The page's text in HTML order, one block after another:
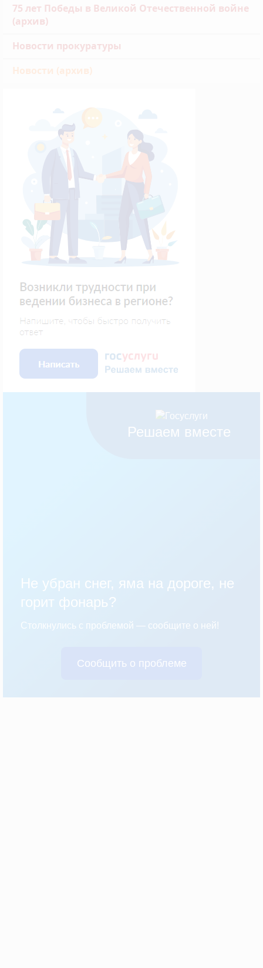
75 лет Победы в Великой Отечественной войне
(архив)
Новости прокуратуры
Новости (архив)
Решаем вместе
Не убран снег, яма на дороге, не
горит фонарь?
Столкнулись с проблемой — сообщите о ней!
Сообщить о проблеме